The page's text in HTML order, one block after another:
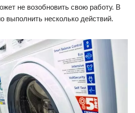
не возобновить свою работу. В
выполнить несколько действий.